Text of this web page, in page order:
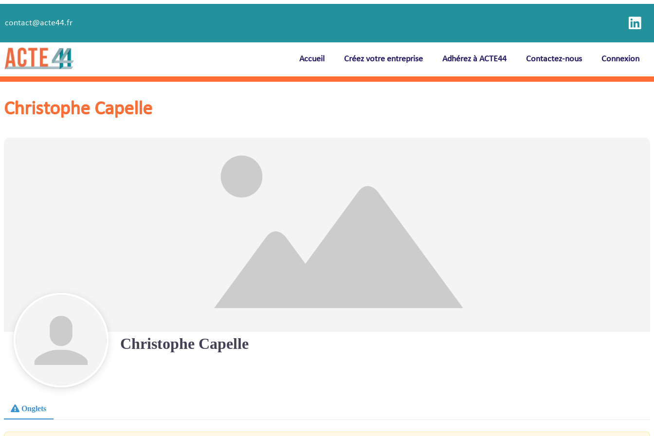
contact@acte44.fr
Accueil Créez votre entreprise Adhérez à ACTE44 Contactez-nous Connexion
Christophe Capelle
Christophe Capelle
Onglets